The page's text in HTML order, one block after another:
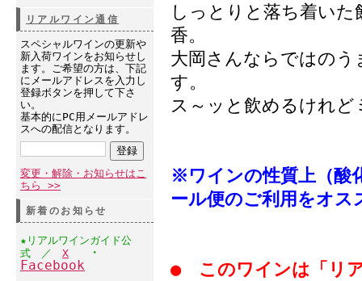
リアルワイン通信
スペシャルワインの更新や
新入荷ワインをお知らせし
ます。ご希望の方は、下記
にメールアドレスを入力し
登録ボタンを押して下さ
い。
基本的にPC用メールアドレ
スへの配信となります。
変更・解除・お知らせはこ
ちら >>
新着のお知らせ
★リアルワインガイド公
式 ／ X
・
Facebook
しっとりと落ち着い
香。
大岡さんならではの
す。
ス～ッと飲めるけれ
※ワインの性質上（酸
ール便のご利用をオス
● このワインは「リ